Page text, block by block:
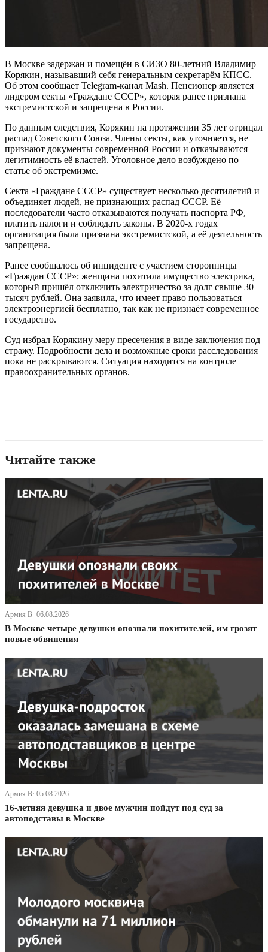
В Москве задержан и помещён в СИЗО 80-летний Владимир
Корякин, называвший себя генеральным секретарём КПСС.
Об этом сообщает Telegram-канал Mash. Пенсионер является
лидером секты «Граждане СССР», которая ранее признана
экстремистской и запрещена в России.
По данным следствия, Корякин на протяжении 35 лет отрицал
распад Советского Союза. Члены секты, как уточняется, не
признают документы современной России и отказываются
легитимность её властей. Уголовное дело возбуждено по
статье об экстремизме.
Секта «Граждане СССР» существует несколько десятилетий и
объединяет людей, не признающих распад СССР. Её
последователи часто отказываются получать паспорта РФ,
платить налоги и соблюдать законы. В 2020-х годах
организация была признана экстремистской, а её деятельность
запрещена.
Ранее сообщалось об инциденте с участием сторонницы
«Граждан СССР»: женщина похитила имущество электрика,
который пришёл отключить электричество за долг свыше 30
тысяч рублей. Она заявила, что имеет право пользоваться
электроэнергией бесплатно, так как не признаёт современное
государство.
Суд избрал Корякину меру пресечения в виде заключения под
стражу. Подробности дела и возможные сроки расследования
пока не раскрываются. Ситуация находится на контроле
правоохранительных органов.
Читайте также
Армия В· 06.08.2026
В Москве четыре девушки опознали похитителей, им грозят
новые обвинения
Армия В· 05.08.2026
16-летняя девушка и двое мужчин пойдут под суд за
автоподставы в Москве